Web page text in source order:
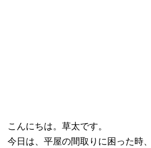
こんにちは。草太です。
今日は、平屋の間取りに困った時